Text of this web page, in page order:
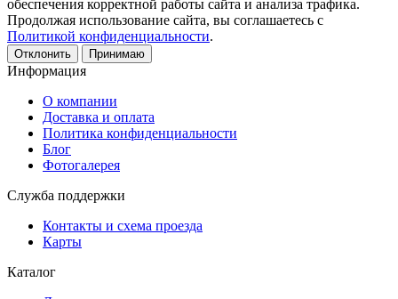
обеспечения корректной работы сайта и анализа трафика.
Продолжая использование сайта, вы соглашаетесь с
Политикой конфиденциальности.
Отклонить Принимаю
Информация
О компании
Доставка и оплата
Политика конфиденциальности
Блог
Фотогалерея
Служба поддержки
Контакты и схема проезда
Карты
Каталог